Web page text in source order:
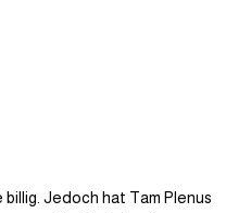
Jedoch hat Tam Plenus